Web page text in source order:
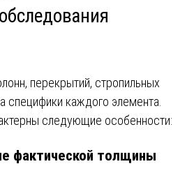
перекрытий, стропильных
специфики каждого элемента.
следующие особенности:
фактической толщины